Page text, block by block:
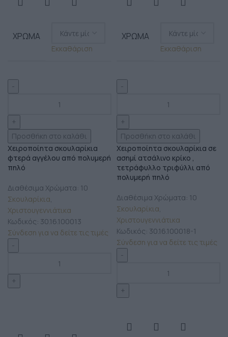
ΧΡΏΜΑ
Εκκαθάριση
Προσθήκη στο καλάθι
Χειροποίητα σκουλαρίκια
φτερά αγγέλου από πολυμερή
πηλό
Διαθέσιμα Χρώματα: 10
Σκουλαρίκια,
Χριστουγεννιάτικα
Κωδικός: 30.16.100013
Σύνδεση για να δείτε τις τιμές
ΧΡΏΜΑ
Εκκαθάριση
Προσθήκη στο καλάθι
Χειροποίητα σκουλαρίκια σε
ασημί ατσάλινο κρίκο ,
τετράφυλλο τριφύλλι από
πολυμερή πηλό
Διαθέσιμα Χρώματα: 10
Σκουλαρίκια,
Χριστουγεννιάτικα
Κωδικός: 30.16.100018-1
Σύνδεση για να δείτε τις τιμές